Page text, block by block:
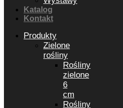
Katalog
Kontakt
Produkty
Zielone
rośliny
Rośliny
zielone
6
cm
Rośliny